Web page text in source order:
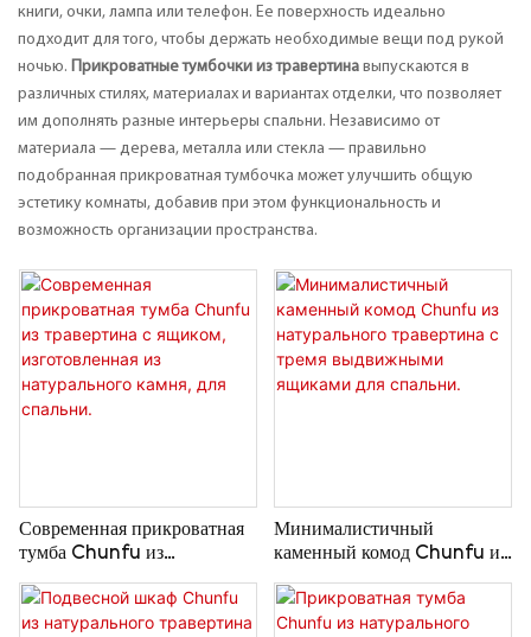
книги, очки, лампа или телефон. Ее поверхность идеально
подходит для того, чтобы держать необходимые вещи под рукой
ночью.
Прикроватные тумбочки из травертина выпускаются в
различных стилях, материалах и вариантах отделки, что позволяет
им дополнять разные интерьеры спальни. Независимо от
материала — дерева, металла или стекла — правильно
подобранная прикроватная тумбочка может улучшить общую
эстетику комнаты, добавив при этом функциональность и
возможность организации пространства.
Современная прикроватная
тумба Chunfu из
изготовленная из
натурального камня, для
Минималистичный
каменный комод Chunfu из
тремя выдвижными
ящиками для спальни.